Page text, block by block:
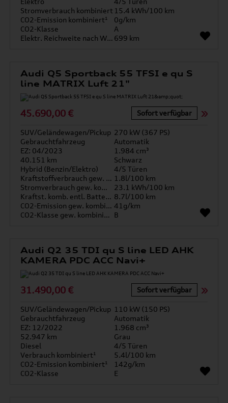
Stromverbrauch kombiniert 15.4 kWh/100 km
CO2-Emission kombiniert¹
0g/km
CO2-Klasse
A
Elektr. Reichweite nach WLTP* 699 km
Audi Q5 Sportback 55 TFSI e qu S
line MATRIX Luft 21"
45.690,00 € Sofort verfügbar
SUV/Geländewagen/Pickup 270 kW (367 PS)
Gebrauchtfahrzeug
Automatik
EZ: 04/2023
1.984 cm³
40.151 km
Schwarz
Hybrid (Benzin/Elektro)
4/5 Türen
Kraftstoffverbrauch gew. kombiniert 1.8l/100 km
Stromverbrauch gew. kombiniert
23.1 kWh/100 km
Kraftst. komb. entl. Batterie 8.7l/100 km
CO2-Emission gew. kombiniert 41g/km
CO2-Klasse gew. kombiniert B
Audi Q2 35 TDI qu S line LED AHK
KAMERA PDC ACC Navi+
31.490,00 € Sofort verfügbar
SUV/Geländewagen/Pickup 110 kW (150 PS)
Gebrauchtfahrzeug
Automatik
EZ: 12/2022
1.968 cm³
52.947 km
Grau
Diesel
4/5 Türen
Verbrauch kombiniert¹
5.4l/100 km
CO2-Emission kombiniert¹
142g/km
CO2-Klasse
E